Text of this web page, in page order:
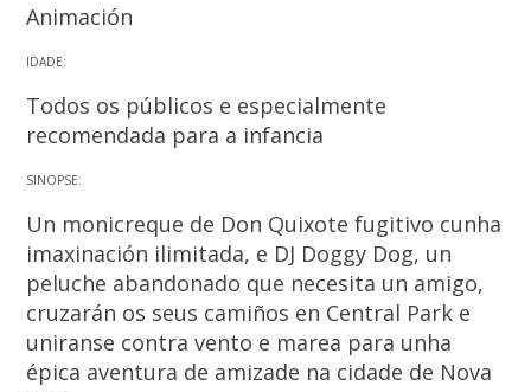
Animación
IDADE:
Todos os públicos e especialmente
recomendada para a infancia
SINOPSE:
Un monicreque de Don Quixote fugitivo cunha
imaxinación ilimitada, e DJ Doggy Dog, un
peluche abandonado que necesita un amigo,
cruzarán os seus camiños en Central Park e
uniranse contra vento e marea para unha
épica aventura de amizade na cidade de Nova